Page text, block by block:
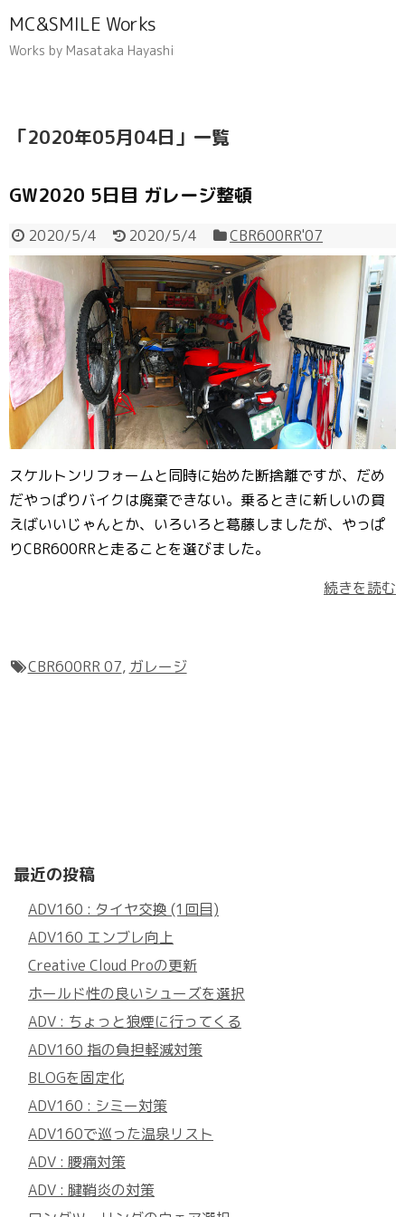
MC&SMILE Works
Works by Masataka Hayashi
「2020年05月04日 」 一覧
GW2020 5日目 ガレージ整頓
2020/5/4 2020/5/4 CBR600RR'07
スケルトンリフォームと同時に始めた断捨離ですが、だめ
だやっぱりバイクは廃棄できない。乗るときに新しいの買
えばいいじゃんとか、いろいろと葛藤しましたが、やっぱ
りCBR600RRと走ることを選びました。
続きを読む
CBR600RR 07, ガレージ
最近の投稿
ADV160 : タイヤ交換 (1回目)
ADV160 エンブレ向上
Creative Cloud Proの更新
ホールド性の良いシューズを選択
ADV : ちょっと狼煙に行ってくる
ADV160 指の負担軽減対策
BLOGを固定化
ADV160 : シミー対策
ADV160で巡った温泉リスト
ADV : 腰痛対策
ADV : 腱鞘炎の対策